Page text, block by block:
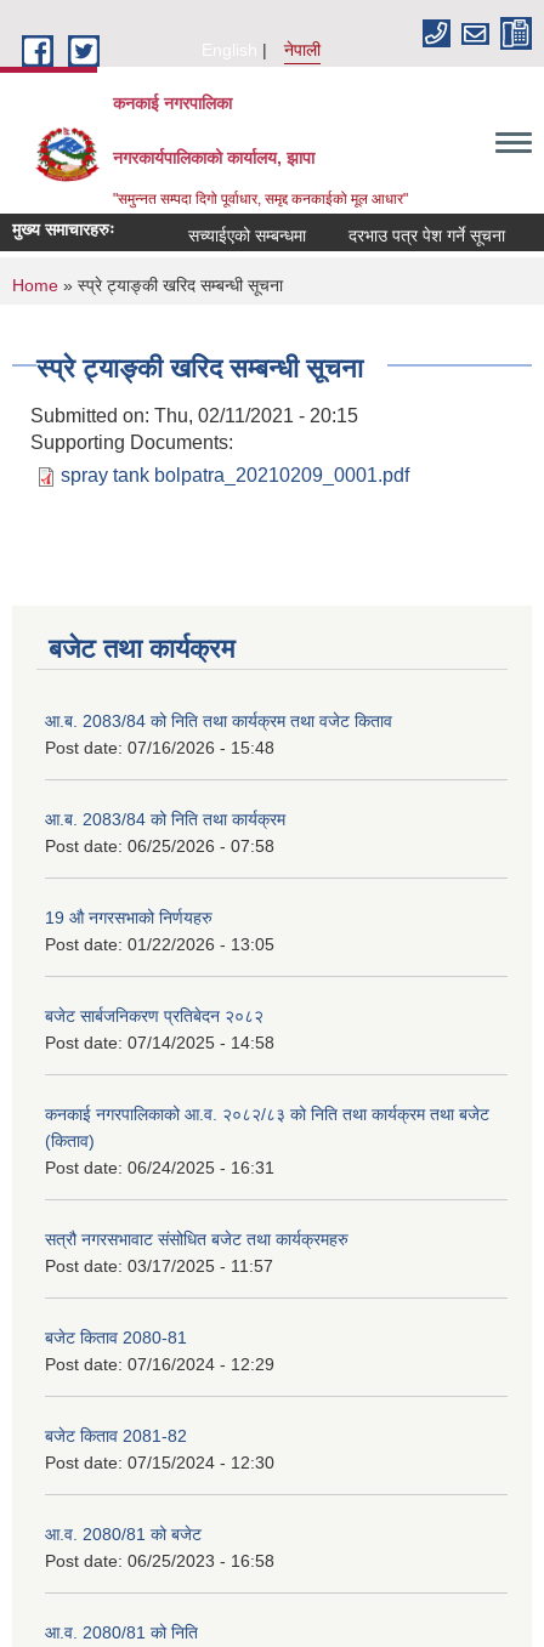
English
नेपाली
कनकाई नगरपालिका
नगरकार्यपालिकाको कार्यालय, झापा
"समुन्नत सम्पदा दिगो पूर्वाधार, समृद्द कनकाईको मूल आधार"
मुख्य समाचारहरुः सच्याईएको सम्बन्धमा दरभाउ पत्र पेश गर्ने सूचना
You are here
Home » स्प्रे ट्याङ्की खरिद सम्बन्धी सूचना
स्प्रे ट्याङ्की खरिद सम्बन्धी सूचना
Submitted on: Thu, 02/11/2021 - 20:15
Supporting Documents:
spray tank bolpatra_20210209_0001.pdf
बजेट तथा कार्यक्रम
आ.ब. 2083/84 को निति तथा कार्यक्रम तथा वजेट किताव
Post date: 07/16/2026 - 15:48
आ.ब. 2083/84 को निति तथा कार्यक्रम
Post date: 06/25/2026 - 07:58
19 औ नगरसभाको निर्णयहरु
Post date: 01/22/2026 - 13:05
बजेट सार्बजनिकरण प्रतिबेदन २०८२
Post date: 07/14/2025 - 14:58
कनकाई नगरपालिकाको आ.व. २०८२/८३ को निति तथा कार्यक्रम तथा बजेट
(किताव)
Post date: 06/24/2025 - 16:31
सत्रौ नगरसभावाट संसोधित बजेट तथा कार्यक्रमहरु
Post date: 03/17/2025 - 11:57
बजेट किताव 2080-81
Post date: 07/16/2024 - 12:29
बजेट किताव 2081-82
Post date: 07/15/2024 - 12:30
आ.व. 2080/81 को बजेट
Post date: 06/25/2023 - 16:58
आ.व. 2080/81 को निति